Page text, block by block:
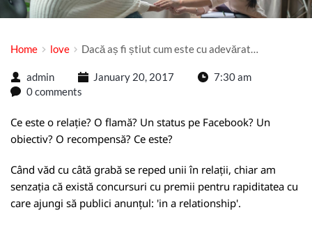
Home love Dacă aș fi știut cum este cu adevărat…
admin January 20, 2017
7:30 am
0 comments
Ce este o relație? O flamă? Un status pe Facebook? Un
obiectiv? O recompensă? Ce este?
Când văd cu câtă grabă se reped unii în relații, chiar am
senzația că există concursuri cu premii pentru rapiditatea cu
care ajungi să publici anunțul: 'in a relationship'.